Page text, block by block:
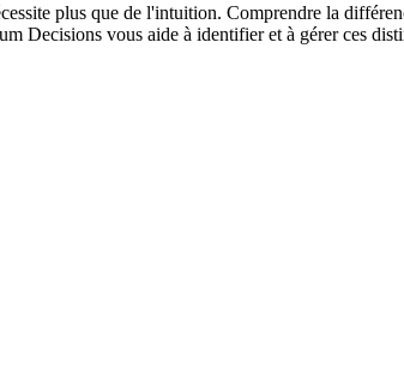
plus que de l'intuition. Comprendre la
Decisions vous aide à identifier et à gérer ces